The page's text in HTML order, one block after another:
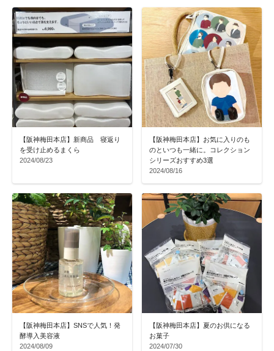
【阪神梅田本店】新商品 寝返り
を受け止めるまくら
2024/08/23
【阪神梅田本店】お気に入りのも
のといつも一緒に。コレクション
シリーズおすすめ3選
2024/08/16
【阪神梅田本店】SNSで人気！発
酵導入美容液
2024/08/09
【阪神梅田本店】夏のお供になる
お菓子
2024/07/30